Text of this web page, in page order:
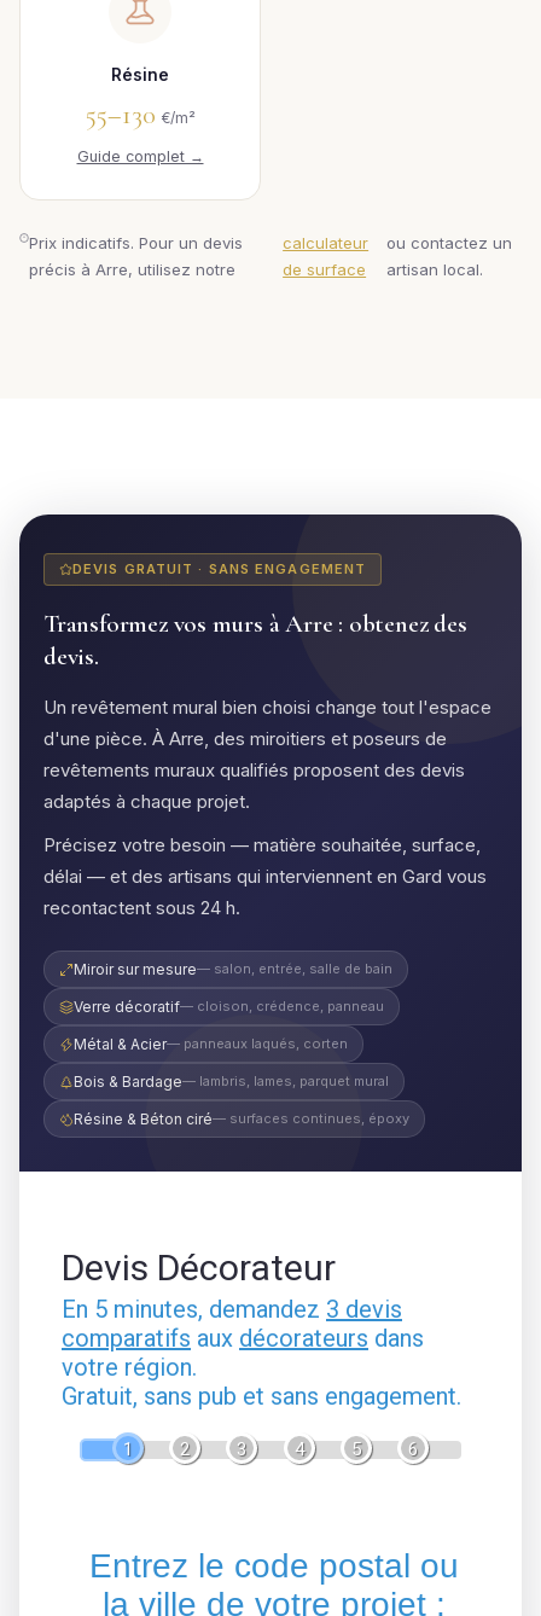
Résine
55–130 €/m²
Guide complet →
Prix indicatifs. Pour un devis
précis à Arre, utilisez notre
calculateur
de surface
ou contactez un
artisan local.
DEVIS GRATUIT · SANS ENGAGEMENT
Transformez vos murs à Arre : obtenez des
devis.
Un revêtement mural bien choisi change tout l'espace
d'une pièce. À Arre, des miroitiers et poseurs de
revêtements muraux qualifiés proposent des devis
adaptés à chaque projet.
Précisez votre besoin — matière souhaitée, surface,
délai — et des artisans qui interviennent en Gard vous
recontactent sous 24 h.
Miroir sur mesure— salon, entrée, salle de bain
Verre décoratif— cloison, crédence, panneau
Métal & Acier— panneaux laqués, corten
Bois & Bardage— lambris, lames, parquet mural
Résine & Béton ciré— surfaces continues, époxy
Devis Décorateur
En 5 minutes, demandez 3 devis
comparatifs aux décorateurs dans
votre région.
Gratuit, sans pub et sans engagement.
1 2 3 4 5 6
Entrez le code postal ou
la ville de votre projet :